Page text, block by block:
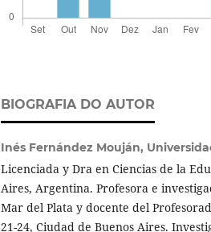
BIOGRAFIA DO AUTOR
Inés Fernández Mouján,
Licenciada y Dra en Ciencias de la
Aires, Argentina. Profesora e
Mar del Plata y docente del
21-24, Ciudad de Buenos Aires.